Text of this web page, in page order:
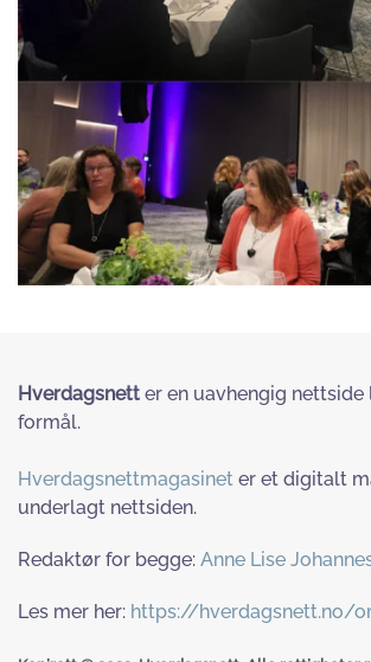
Hverdagsnett er en uavhengig
formål.
Hverdagsnettmagasinet er et digitalt
underlagt nettsiden.
Redaktør for begge: Anne Lise
Les mer her: https://hverdagsnett.no/